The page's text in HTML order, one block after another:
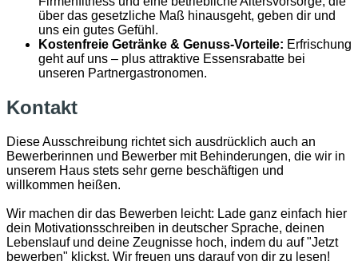
über das gesetzliche Maß hinausgeht, geben dir und
uns ein gutes Gefühl.
Kostenfreie Getränke & Genuss-Vorteile: Erfrischung
geht auf uns – plus attraktive Essensrabatte bei
unseren Partnergastronomen.
Kontakt
Diese Ausschreibung richtet sich ausdrücklich auch an
Bewerberinnen und Bewerber mit Behinderungen, die wir ​in
unserem Haus stets sehr gerne beschäftigen und
willkommen heißen.
Wir machen dir das Bewerben leicht: Lade ganz einfach hier
dein Motivationsschreiben in deutscher Sprache, deinen
Lebenslauf und deine Zeugnisse hoch, indem du auf "Jetzt
bewerben" klickst. Wir freuen uns darauf von dir zu lesen!